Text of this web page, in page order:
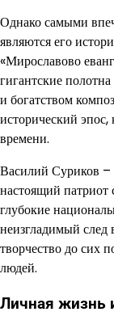
Однако самыми
являются его
«Мирославово
гигантские
и богатством
исторический
времени.
Василий Суриков –
настоящий
глубокие
неизгладимый след
творчество до сих
людей.
Личная жизнь